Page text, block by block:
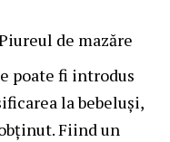
de mazăre
poate fi introdus
la bebeluși,
Fiind un